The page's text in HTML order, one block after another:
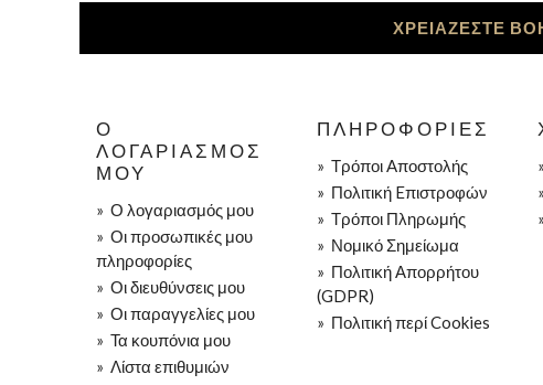
ΧΡΕΙΑΖΕΣΤΕ
Ο
ΛΟΓΑΡΙΑΣΜΌΣ
ΜΟΥ
» Ο λογαριασμός μου
» Οι προσωπικές μου
πληροφορίες
» Οι διευθύνσεις μου
» Οι παραγγελίες μου
» Τα κουπόνια μου
» Λίστα επιθυμιών
ΠΛΗΡΟΦΟΡΊΕΣ
» Τρόποι Aποστολής
» Πολιτική Eπιστροφών
» Τρόποι Πληρωμής
» Νομικό Σημείωμα
» Πολιτική Απορρήτου
(GDPR)
» Πολιτική περί Cookies
»
»
»